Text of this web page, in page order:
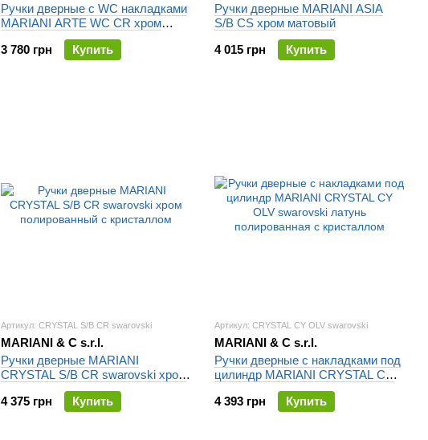
Ручки дверные с WC накладками
MARIANI ARTE WC CR хром
полированный
3 780 грн
Купить
Ручки дверные MARIANI ASIA
S/B CS хром матовый
4 015 грн
Купить
Артикул: CRYSTAL S/B CR swarovski
MARIANI & C s.r.l.
Ручки дверные MARIANI
CRYSTAL S/B CR swarovski хром
полированный с кристаллом
4 375 грн
Купить
Артикул: CRYSTAL CY OLV swarovski
MARIANI & C s.r.l.
Ручки дверные с накладками под
цилиндр MARIANI CRYSTAL CY
OLV swarovski латунь
полированная с кристаллом
4 393 грн Купить